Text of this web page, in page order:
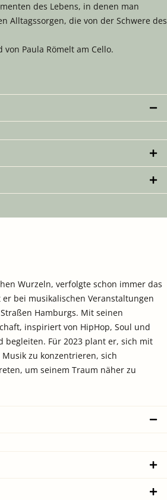
des Lebens, in denen man
Alltagssorgen, die von der Schwere des
Paula Römelt am Cello.
Wurzeln, verfolgte schon immer das
bei musikalischen Veranstaltungen
Hamburgs. Mit seinen
inspiriert von HipHop, Soul und
begleiten. Für 2023 plant er, sich mit
zu konzentrieren, sich
um seinem Traum näher zu